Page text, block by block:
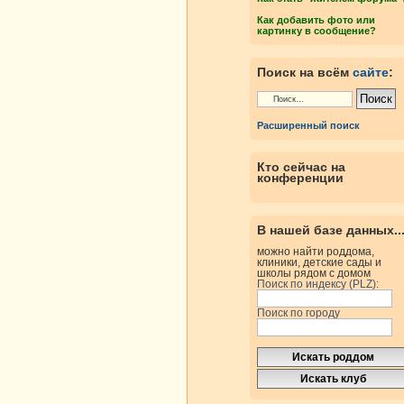
Как добавить фото или
картинку в сообщение?
Поиск на всём сайте:
Расширенный поиск
Кто сейчас на
конференции
В нашей базе данных...
можно найти роддома,
клиники, детские сады и
школы рядом с домом
Поиск по индексу (PLZ):
Поиск по городу